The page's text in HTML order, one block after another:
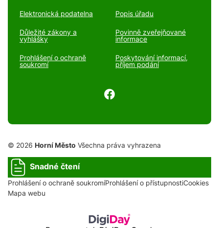
Elektronická podatelna Popis úřadu
Důležité zákony a
vyhlášky
Povinně zveřejňované
informace
Prohlášení o ochraně
soukromí
Poskytování informací,
příjem podání
© 2026 Horní Město Všechna práva vyhrazena
Snadné čtení
Prohlášení o ochraně soukromíProhlášení o přístupnostiCookies
Mapa webu